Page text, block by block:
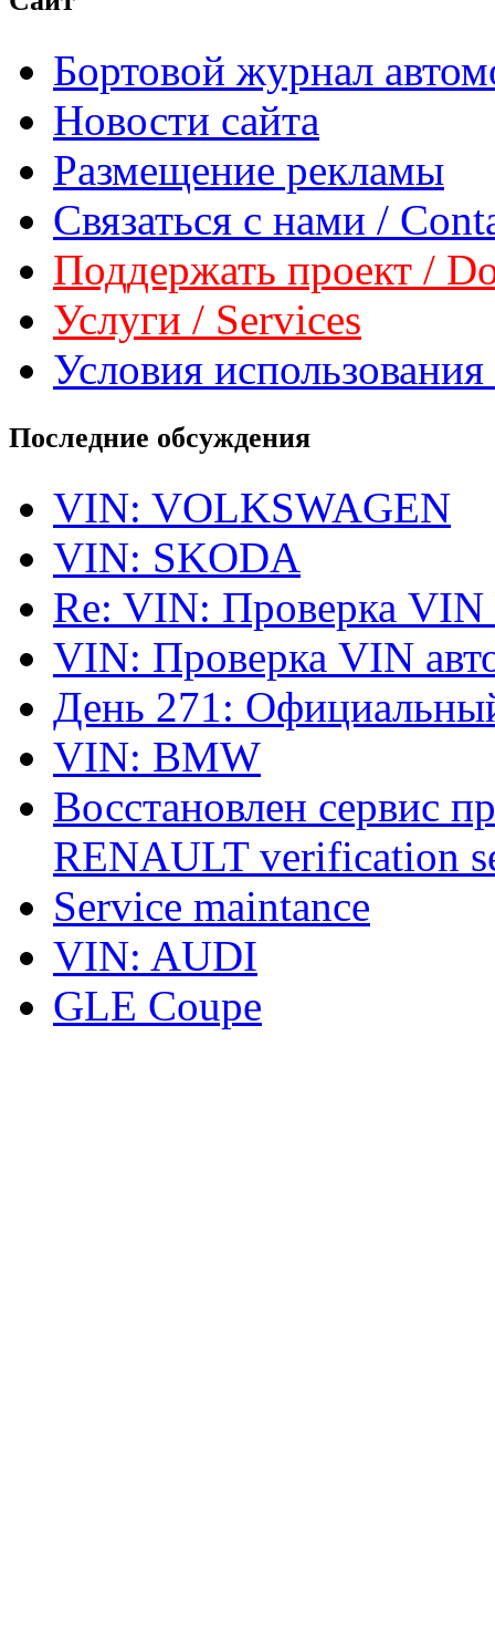
Бортовой журнал
Новости сайта
Размещение рекламы
Связаться с нами /
Поддержать проект /
Услуги / Services
Условия
Последние обсуждения
VIN: VOLKSWAGEN
VIN: SKODA
Re: VIN: Проверка VIN
VIN: Проверка VIN
День 271:
VIN: BMW
Восстановлен сервис
RENAULT verification
Service maintance
VIN: AUDI
GLE Coupe